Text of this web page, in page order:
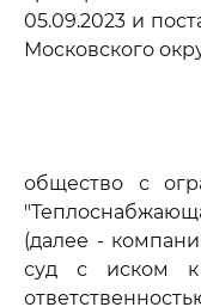
05.09.2023 и
Московского
общество с
(далее -
суд с иском к